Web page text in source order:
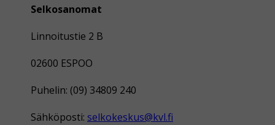
Selkosanomat
Linnoitustie 2 B
02600 ESPOO
Puhelin: (09) 34809 240
Sähköposti: selkokeskus@kvl.fi